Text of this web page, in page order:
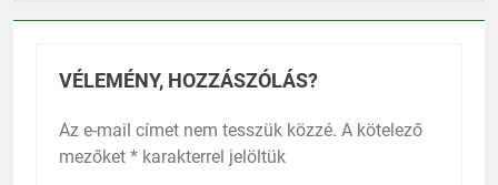
VÉLEMÉNY, HOZZÁSZÓLÁS?
Az e-mail címet nem tesszük közzé. A kötelező
mezőket * karakterrel jelöltük